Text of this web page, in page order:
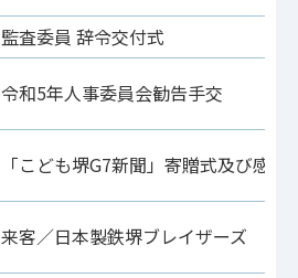
監査委員 辞令交付式
令和5年人事委員会勧告手交
「こども堺G7新聞」寄贈式及び感謝
来客／日本製鉄堺ブレイザーズ